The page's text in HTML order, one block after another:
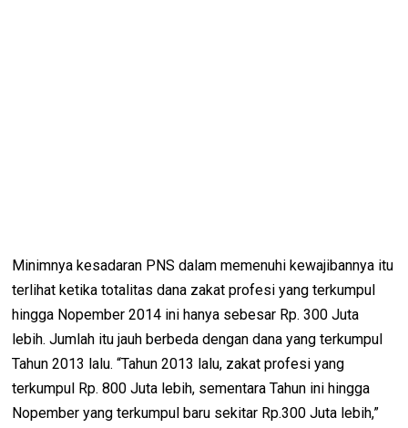
Minimnya kesadaran PNS dalam memenuhi kewajibannya itu
terlihat ketika totalitas dana zakat profesi yang terkumpul
hingga Nopember 2014 ini hanya sebesar Rp. 300 Juta
lebih. Jumlah itu jauh berbeda dengan dana yang terkumpul
Tahun 2013 lalu. “Tahun 2013 lalu, zakat profesi yang
terkumpul Rp. 800 Juta lebih, sementara Tahun ini hingga
Nopember yang terkumpul baru sekitar Rp.300 Juta lebih,”